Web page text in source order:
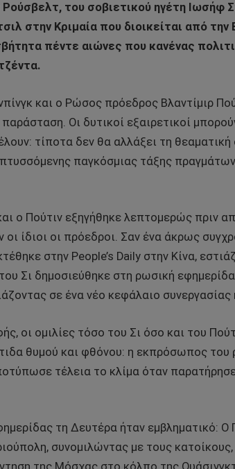
του σοβιετικού ηγέτη Ιωσήφ
στην Κριμαία που διοικείται από την
πέντε αιώνες που κανένας
και ο Ρώσος πρόεδρος Βλαντίμιρ
Οι δυτικοί εξαιρετικοί
τίποτα δεν θα αλλάξει τη θεαματική
παγκόσμιας τάξης
ο Πούτιν εξηγήθηκε λεπτομερώς πριν
ίδιοι οι πρόεδροι. Σαν ένα άκρως
στην People’s Daily στην Κίνα,
Σι δημοσιεύθηκε στη ρωσική
σε ένα νέο κεφάλαιο συνεργασίας
οι ομιλίες τόσο του Σι όσο και του
θυμού και φθόνου: η εκπρόσωπος του
τέλεια το κλίμα όταν
τη Δευτέρα ήταν εμβληματικό: Ο
συνομιλώντας με τους κατοίκους,